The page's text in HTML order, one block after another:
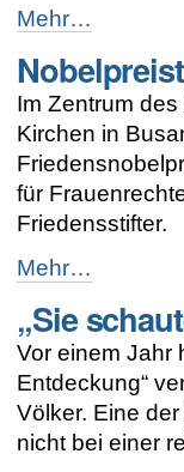
ÖRK-
Zentralausschuss
wählt
erstmals
Afrikanerin
zur
-
Mehr…
Im Zentrum
Kirchen in
für
Friedensstifter.
Nobelpreisträgerin
Gbowee
spricht
vor
Vollversammlung
-
Mehr…
„Sie
Vor einem Jahr
Entdeckung“
Völker. Eine
nicht bei einer